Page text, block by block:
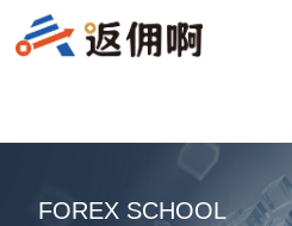
FOREX SCHOOL